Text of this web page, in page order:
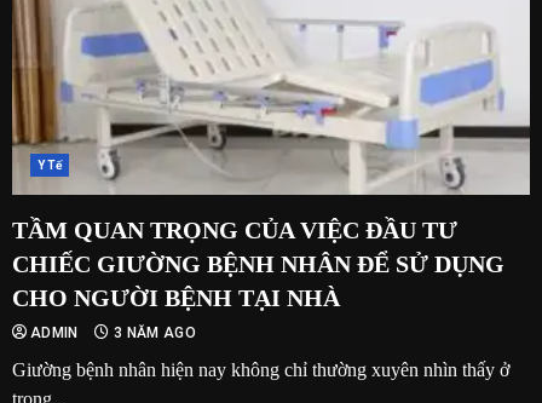
Y Tế
TẦM QUAN TRỌNG CỦA VIỆC ĐẦU TƯ
CHIẾC GIƯỜNG BỆNH NHÂN ĐỂ SỬ DỤNG
CHO NGƯỜI BỆNH TẠI NHÀ
ADMIN 3 NĂM AGO
Giường bệnh nhân hiện nay không chỉ thường xuyên nhìn thấy ở
trong...